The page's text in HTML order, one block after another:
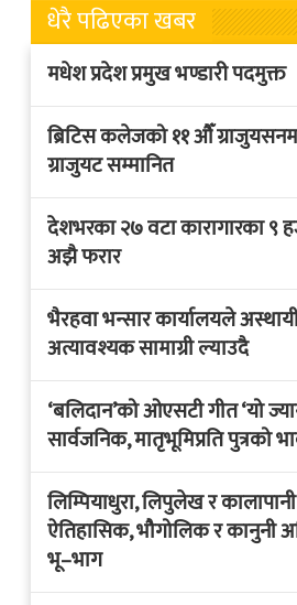
धेरै पढिएका खबर
मधेश प्रदेश प्रमुख भण्डारी पदमुक्त
ब्रिटिस कलेजको ११ औँ
ग्राजुयट सम्मानित
देशभरका २७ वटा कारागारका ९
अझै फरार
भैरहवा भन्सार कार्यालयले
अत्यावश्यक सामाग्री ल्याउदै
‘बलिदान’को ओएसटी गीत ‘यो
सार्वजनिक, मातृभूमिप्रति पुत्रको
लिम्पियाधुरा, लिपुलेख र
ऐतिहासिक, भौगोलिक र कानुनी
भू–भाग